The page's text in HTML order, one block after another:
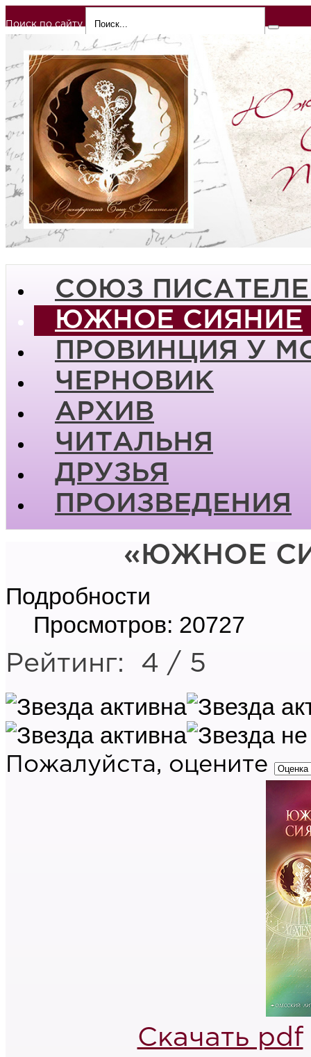
Поиск по сайту
СОЮЗ
ЮЖНОЕ СИЯНИЕ
ПРОВИНЦИЯ У
ЧЕРНОВИК
АРХИВ
ЧИТАЛЬНЯ
ДРУЗЬЯ
ПРОИЗВЕДЕНИЯ
«ЮЖНОЕ
Подробности
Просмотров: 20727
Рейтинг: 4 / 5
Пожалуйста, оцените
Скачать pdf